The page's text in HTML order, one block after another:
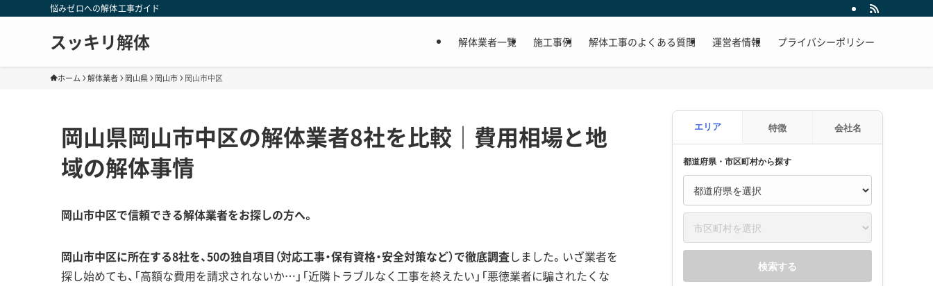
悩みゼロへの解体工事ガイド
スッキリ解体 解体業者一覧 施工事例 解体工事のよくある質問 運営者情報 プライバシーポリシー
ホーム 解体業者 岡山県 岡山市 岡山市中区
岡山県岡山市中区の解体業者8社を比較｜費用相場と地
域の解体事情
岡山市中区で信頼できる解体業者をお探しの方へ。
岡山市中区に所在する8社を、50の独自項目（対応工事・保有資格・安全対策など）で徹底調査しました。いざ業者を
探し始めても、「高額な費用を請求されないか…」「近隣トラブルなく工事を終えたい」「悪徳業者に騙されたくな
エリア 特徴 会社名
都道府県・市区町村から探す
検索する